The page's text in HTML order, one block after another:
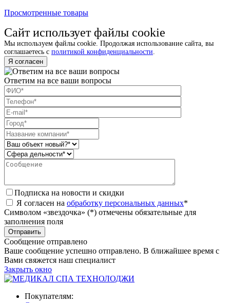
Просмотренные товары
Сайт использует файлы cookie
Мы используем файлы cookie. Продолжая использование сайта, вы
соглашаетесь с политикой конфиденциальности
Я согласен
Ответим на все ваши вопросы
Подписка на новости и скидки
Я согласен на обработку персональных данных*
Символом «звездочка» (*) отмечены обязательные для
заполнения поля
Сообщение отправлено
Ваше сообщение успешно отправлено. В ближайшее время с
Вами свяжется наш специалист
Закрыть окно
Покупателям: